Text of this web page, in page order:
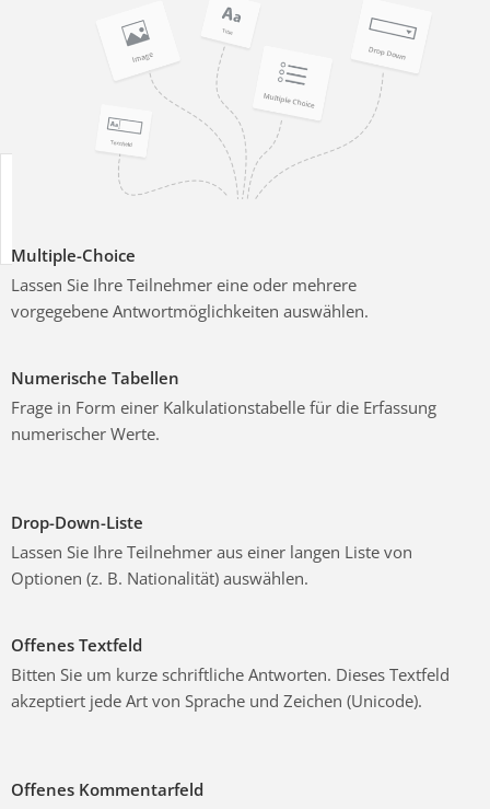
Multiple-Choice
Lassen Sie Ihre Teilnehmer eine oder mehrere
vorgegebene Antwortmöglichkeiten auswählen.
Numerische Tabellen
Frage in Form einer Kalkulationstabelle für die Erfassung
numerischer Werte.
Drop-Down-Liste
Lassen Sie Ihre Teilnehmer aus einer langen Liste von
Optionen (z. B. Nationalität) auswählen.
Offenes Textfeld
Bitten Sie um kurze schriftliche Antworten. Dieses Textfeld
akzeptiert jede Art von Sprache und Zeichen (Unicode).
Offenes Kommentarfeld